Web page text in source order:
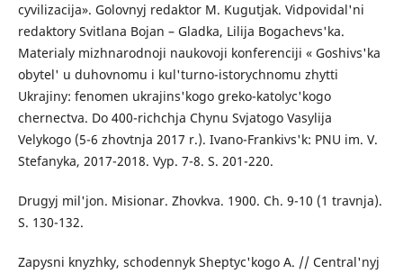
cyvilizacija». Golovnyj redaktor M. Kugutjak. Vidpovidal'ni
redaktory Svitlana Bojan – Gladka, Lilija Bogachevs'ka.
Materialy mizhnarodnoji naukovoji konferenciji « Goshivs'ka
obytel' u duhovnomu i kul'turno-istorychnomu zhytti
Ukrajiny: fenomen ukrajins'kogo greko-katolyc'kogo
chernectva. Do 400-richchja Chynu Svjatogo Vasylija
Velykogo (5-6 zhovtnja 2017 r.). Ivano-Frankivs'k: PNU im. V.
Stefanyka, 2017-2018. Vyp. 7-8. S. 201-220.
Drugyj mil'jon. Misionar. Zhovkva. 1900. Ch. 9-10 (1 travnja).
S. 130-132.
Zapysni knyzhky, schodennyk Sheptyc'kogo A. // Central'nyj